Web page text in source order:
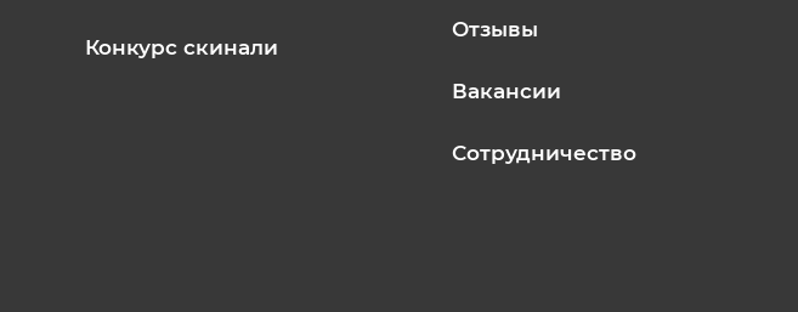
Конкурс скинали
Отзывы
Вакансии
Сотрудничество